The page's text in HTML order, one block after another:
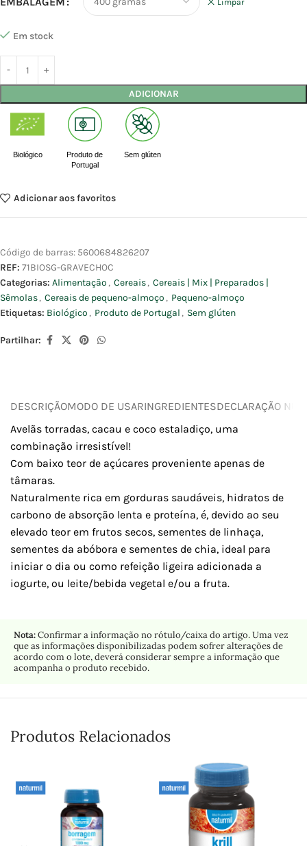
Limpar
Em stock
ADICIONAR
Biológico
Produto de
Portugal
Sem glúten
Adicionar aos favoritos
Código de barras: 5600684826207
REF: 71BIOSG-GRAVECHOC
Categorias: Alimentação , Cereais, Cereais | Mix | Preparados |
Sêmolas, Cereais de pequeno-almoço , Pequeno-almoço
Etiquetas: Biológico , Produto de Portugal , Sem glúten
Partilhar:
DESCRIÇÃOMODO DE USARINGREDIENTESDECLARAÇÃO
Avelãs torradas, cacau e coco estaladiço, uma
combinação irresistível!
Com baixo teor de açúcares proveniente apenas de
tâmaras.
Naturalmente rica em gorduras saudáveis, hidratos de
carbono de absorção lenta e proteína, é, devido ao seu
elevado teor em frutos secos, sementes de linhaça,
sementes da abóbora e sementes de chia, ideal para
iniciar o dia ou como refeição ligeira adicionada a
iogurte, ou leite/bebida vegetal e/ou a fruta.
Nota:Confirmar a informação no rótulo/caixa do artigo. Uma vez
que as informações disponibilizadas podem sofrer alterações de
acordo com o lote, deverá considerar sempre a informação que
acompanha o produto recebido.
Produtos Relacionados